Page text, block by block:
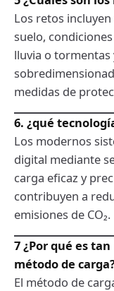
Los retos
suelo,
lluvia o tormentas
medidas de
6. ¿qué
Los modernos
digital mediante
carga eficaz y
contribuyen a
emisiones de CO₂.
7 ¿Por qué es
método de
El método de